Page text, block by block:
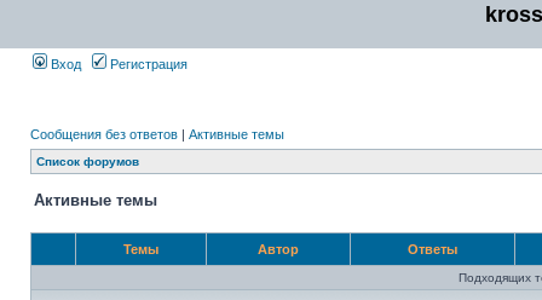
Вход Регистрация
Сообщения без ответов | Активные темы
Список форумов
Активные темы
Темы Автор Ответы
Подходящих